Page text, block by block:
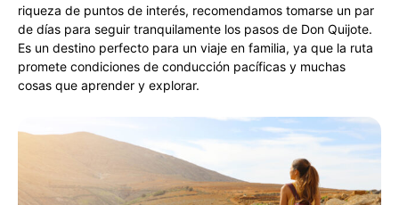
riqueza de puntos de interés, recomendamos tomarse un par
de días para seguir tranquilamente los pasos de Don Quijote.
Es un destino perfecto para un viaje en familia, ya que la ruta
promete condiciones de conducción pacíficas y muchas
cosas que aprender y explorar.